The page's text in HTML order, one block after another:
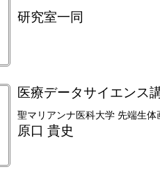
研究室一同
医療データサイエンス
聖マリアンナ医科大学 先端生
原口 貴史